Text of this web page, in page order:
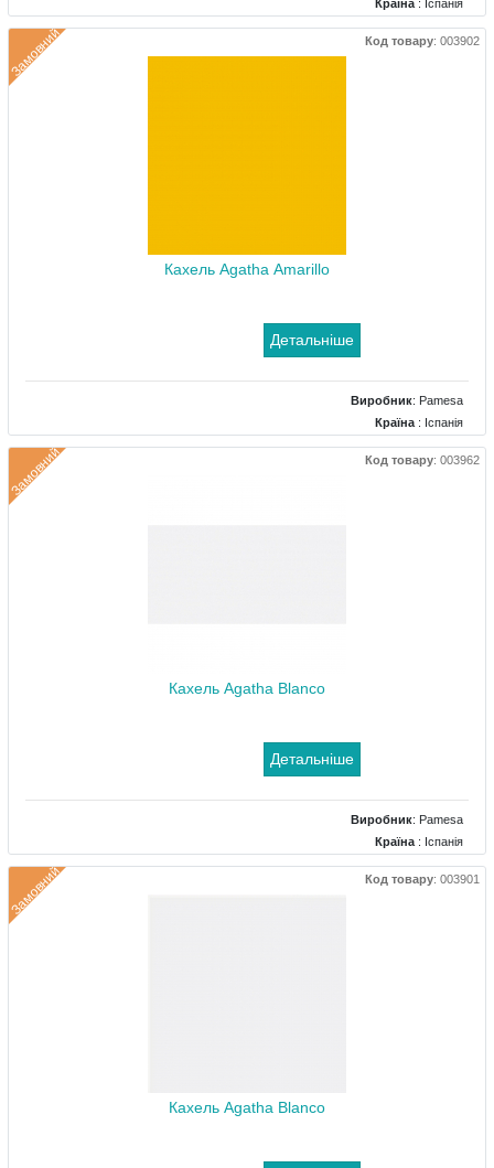
Країна : Іспанія
Поверхня: Глянцевий
Колір: Світло-зелений
Замовний Код товару: 003902
Кахель Agatha Amarillo
Детальніше
Виробник: Pamesa
Країна : Іспанія
Поверхня: Глянцевий
Колір: Жовтий
Замовний Код товару: 003962
Кахель Agatha Blanco
Детальніше
Виробник: Pamesa
Країна : Іспанія
Поверхня: Глянцевий
Колір: Білий
Замовний Код товару: 003901
Кахель Agatha Blanco